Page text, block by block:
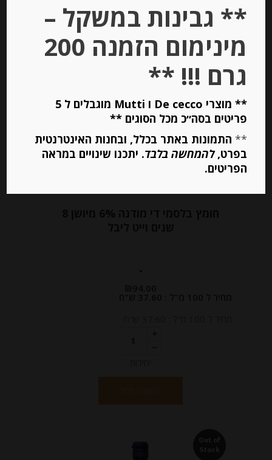
יחידות
הוספה לסל
-
** גבינות במשקל –
מינימום הזמנה 200
גרם !!! **
** מוצרי De cecco ו Mutti מוגבלים ל 5
פריטים בסה״כ מכל הסוגים **
** התמונות באתר בכלל, ובחנות האינטרנטית
בפרט,להמחשה בלבד. יתכנו שינויים במראה
הפריטים.